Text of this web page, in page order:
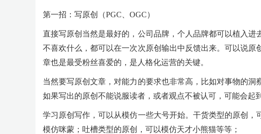
第一招：写原创（PGC、OGC）
直接写原创当然是最好的，公司品牌，个人品牌都可以植入进
不喜欢什么，都可以在一次次原创输出中反馈出来。可以说
章也是最受粉丝喜爱的，是人格化运营的关键。
当然要写原创文章，对能力的要求也非常高，比如对事物的洞
如果写出的原创不能说服读者，或者观点不被认可，可能会起
学习原创写作，可以从模仿一些大号开始。干货类型的原创，
模仿咪蒙；吐槽类型的原创，可以模仿天才小熊猫等等；